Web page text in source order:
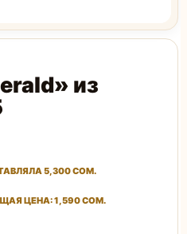
из
5,300 СОМ.
ЦЕНА: 1,590 СОМ.